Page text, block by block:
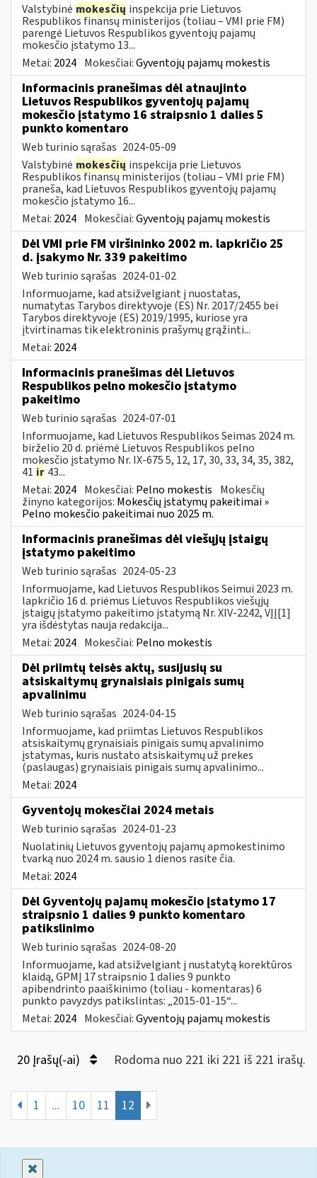
Valstybinė mokesčių inspekcija prie Lietuvos
Respublikos finansų ministerijos (toliau – VMI prie FM)
parengė Lietuvos Respublikos gyventojų pajamų
mokesčio įstatymo 13...
Metai: 2024 Mokesčiai:Gyventojų pajamų mokestis
Informacinis pranešimas dėl atnaujinto
Lietuvos Respublikos gyventojų pajamų
mokesčio įstatymo 16 straipsnio 1 dalies 5
punkto komentaro
Web turinio sąrašas 2024-05-09
Valstybinė mokesčių inspekcija prie Lietuvos
Respublikos finansų ministerijos (toliau – VMI prie FM)
praneša, kad Lietuvos Respublikos gyventojų pajamų
mokesčio įstatymo 16...
Metai: 2024 Mokesčiai:Gyventojų pajamų mokestis
Dėl VMI prie FM viršininko 2002 m. lapkričio 25
d. įsakymo Nr. 339 pakeitimo
Web turinio sąrašas 2024-01-02
Informuojame, kad atsižvelgiant į nuostatas,
numatytas Tarybos direktyvoje (ES) Nr. 2017/2455 bei
Tarybos direktyvoje (ES) 2019/1995, kuriose yra
įtvirtinamas tik elektroninis prašymų grąžinti...
Metai: 2024
Informacinis pranešimas dėl Lietuvos
Respublikos pelno mokesčio įstatymo
pakeitimo
Web turinio sąrašas 2024-07-01
Informuojame, kad Lietuvos Respublikos Seimas 2024 m.
birželio 20 d. priėmė Lietuvos Respublikos pelno
mokesčio įstatymo Nr. IX-675 5, 12, 17, 30, 33, 34, 35, 382,
41 ir 43...
Metai: 2024 Mokesčiai: Pelno mokestis Mokesčių
žinyno kategorijos: Mokesčių įstatymų pakeitimai »
Pelno mokesčio pakeitimai nuo 2025 m.
Informacinis pranešimas dėl viešųjų įstaigų
įstatymo pakeitimo
Web turinio sąrašas 2024-05-23
Informuojame, kad Lietuvos Respublikos Seimui 2023 m.
lapkričio 16 d. priėmus Lietuvos Respublikos viešųjų
įstaigų įstatymo pakeitimo įstatymą Nr. XIV-2242, VĮĮ[1]
yra išdėstytas nauja redakcija...
Metai: 2024 Mokesčiai: Pelno mokestis
Dėl priimtų teisės aktų, susijusių su
atsiskaitymų grynaisiais pinigais sumų
apvalinimu
Web turinio sąrašas 2024-04-15
Informuojame, kad priimtas Lietuvos Respublikos
atsiskaitymų grynaisiais pinigais sumų apvalinimo
įstatymas, kuris nustato atsiskaitymų už prekes
(paslaugas) grynaisiais pinigais sumų apvalinimo...
Metai: 2024
Gyventojų mokesčiai 2024 metais
Web turinio sąrašas 2024-01-23
Nuolatinių Lietuvos gyventojų pajamų apmokestinimo
tvarką nuo 2024 m. sausio 1 dienos rasite čia.
Metai: 2024
Dėl Gyventojų pajamų mokesčio įstatymo 17
straipsnio 1 dalies 9 punkto komentaro
patikslinimo
Web turinio sąrašas 2024-08-20
Informuojame, kad atsižvelgiant į nustatytą korektūros
klaidą, GPMĮ 17 straipsnio 1 dalies 9 punkto
apibendrinto paaiškinimo (toliau - komentaras) 6
punkto pavyzdys patikslintas: „2015-01-15“...
Metai: 2024 Mokesčiai:Gyventojų pajamų mokestis
20 Įrašų(-ai) Rodoma nuo 221 iki 221 iš 221 irašų.
1 ... 10 11 12